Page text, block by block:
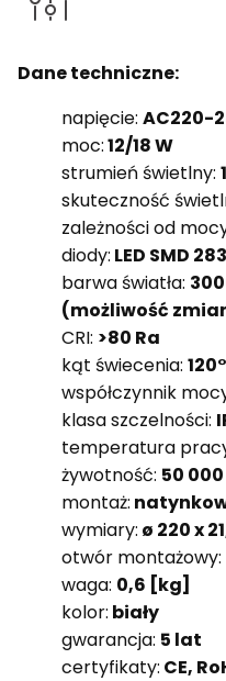
Dane techniczne:
napięcie: AC220-
moc:12/18 W
strumień świetlny:
skuteczność
zależności od
diody: LED SMD
barwa światła:
(możliwość
CRI: >80 Ra
kąt świecenia: 120°
współczynnik
klasa szczelności:
temperatura
żywotność: 50
montaż:
wymiary: ø 220 x
otwór montażowy:
waga: 0,6 [kg]
kolor: biały
gwarancja: 5 lat
certyfikaty: CE,